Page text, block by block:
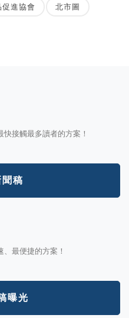
進協會 北市圖
接觸最多讀者的方案！
稿
最便捷的方案！
曝光